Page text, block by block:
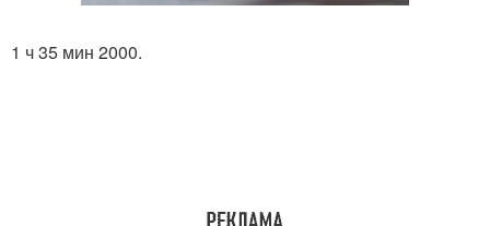
1 ч 35 мин 2000.